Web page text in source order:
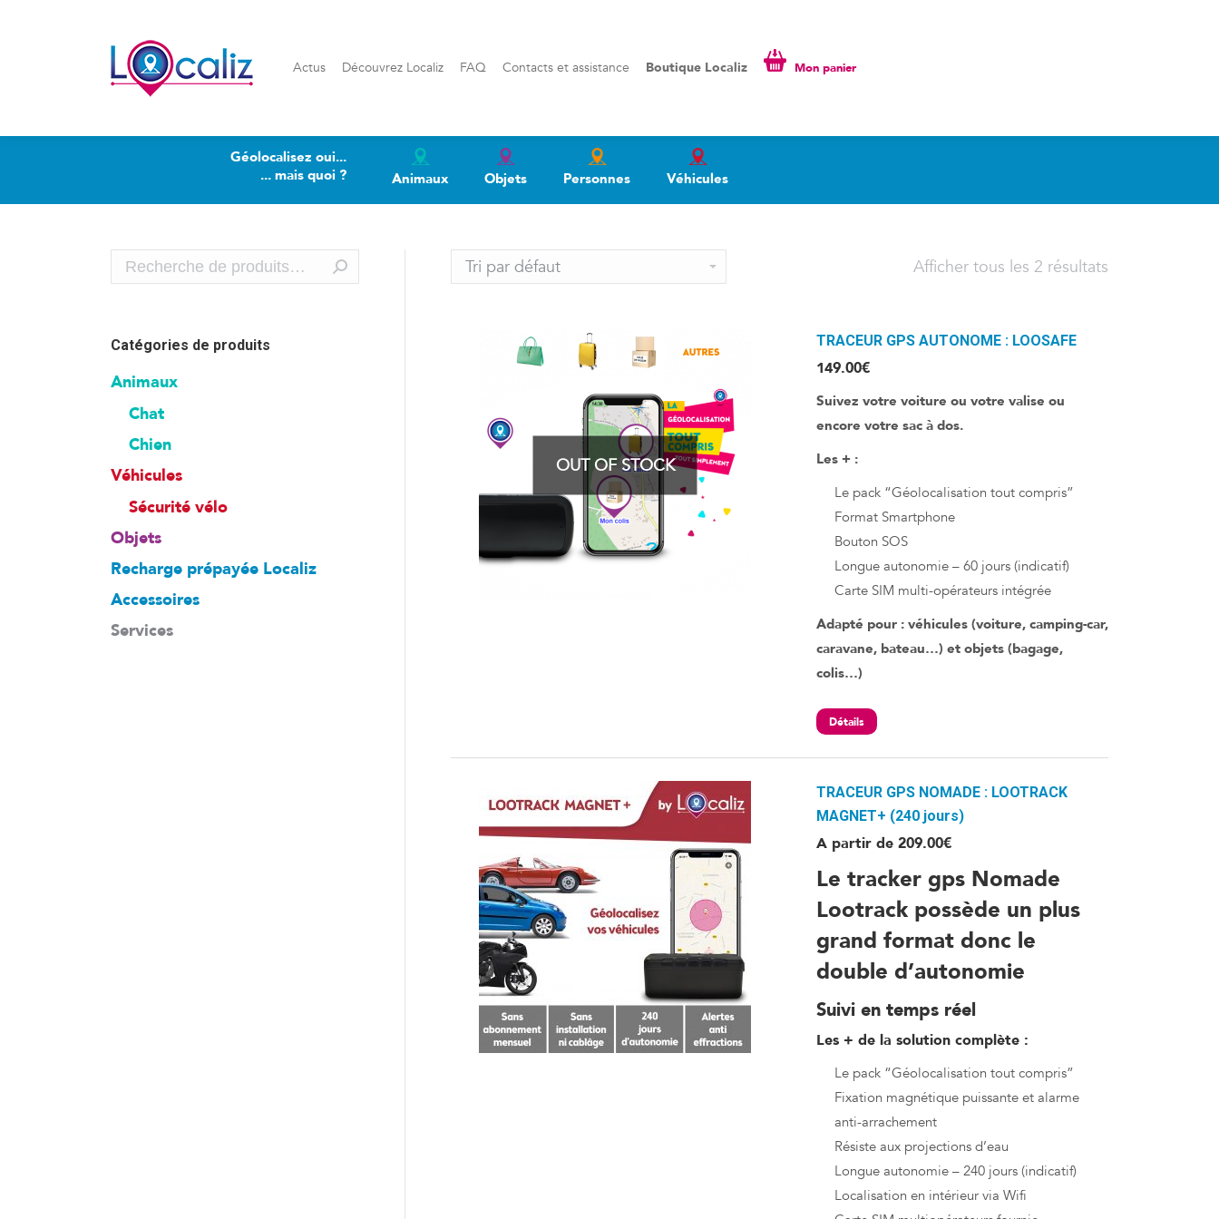
Actus Découvrez Localiz FAQ Contacts et assistance Boutique Localiz Mon panier
Géolocalisez oui...
... mais quoi ?
Animaux Objets Personnes Véhicules
Afficher tous les 2 résultats
OUT OF STOCK
TRACEUR GPS AUTONOME : LOOSAFE
149.00€
Suivez votre voiture ou votre valise ou
encore votre sac à dos.
Les + :
Le pack “Géolocalisation tout compris”
Format Smartphone
Bouton SOS
Longue autonomie – 60 jours (indicatif)
Carte SIM multi-opérateurs intégrée
Adapté pour : véhicules (voiture, camping-car,
caravane, bateau…) et objets (bagage,
colis…)
Détails
TRACEUR GPS NOMADE : LOOTRACK
MAGNET+ (240 jours)
A partir de 209.00€
Le tracker gps Nomade
Lootrack possède un plus
grand format donc le
double d’autonomie
Suivi en temps réel
Les + de la solution complète :
Le pack “Géolocalisation tout compris”
Fixation magnétique puissante et alarme
anti-arrachement
Résiste aux projections d’eau
Longue autonomie – 240 jours (indicatif)
Localisation en intérieur via Wifi
Catégories de produits
Animaux
Chat
Chien
Véhicules
Sécurité vélo
Objets
Recharge prépayée Localiz
Accessoires
Services